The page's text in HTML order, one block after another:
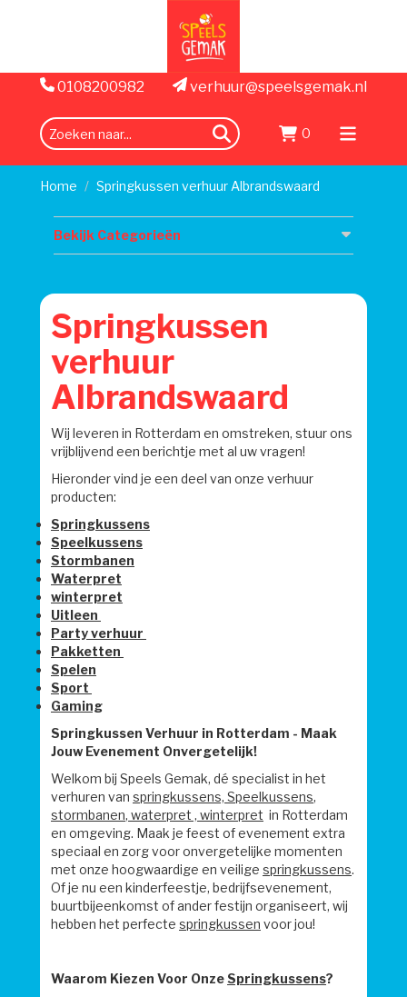
0108200982 verhuur@speelsgemak.nl
zoeken 0
Menu
Home
Springkussen verhuur Albrandswaard
Bekijk Categorieën
Springkussen
verhuur
Albrandswaard
Wij leveren in Rotterdam en omstreken, stuur ons
vrijblijvend een berichtje met al uw vragen!
Hieronder vind je een deel van onze verhuur
producten:
Springkussens
Speelkussens
Stormbanen
Waterpret
winterpret
Uitleen
Party verhuur
Pakketten
Spelen
Sport
Gaming
Springkussen Verhuur in Rotterdam - Maak
Jouw Evenement Onvergetelijk!
Welkom bij Speels Gemak, dé specialist in het
verhuren van springkussens, Speelkussens,
stormbanen, waterpret , winterpret in Rotterdam
en omgeving. Maak je feest of evenement extra
speciaal en zorg voor onvergetelijke momenten
met onze hoogwaardige en veilige springkussens.
Of je nu een kinderfeestje, bedrijfsevenement,
buurtbijeenkomst of ander festijn organiseert, wij
hebben het perfecte springkussen voor jou!
Waarom Kiezen Voor OnzeSpringkussens?